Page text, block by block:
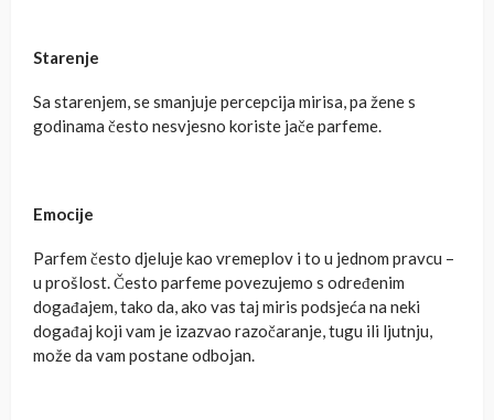
Starenje
Sa starenjem, se smanjuje percepcija mirisa, pa žene s
godinama često nesvjesno koriste jače parfeme.
Emocije
Parfem često djeluje kao vremeplov i to u jednom pravcu –
u prošlost. Često parfeme povezujemo s određenim
događajem, tako da, ako vas taj miris podsjeća na neki
događaj koji vam je izazvao razočaranje, tugu ili ljutnju,
može da vam postane odbojan.